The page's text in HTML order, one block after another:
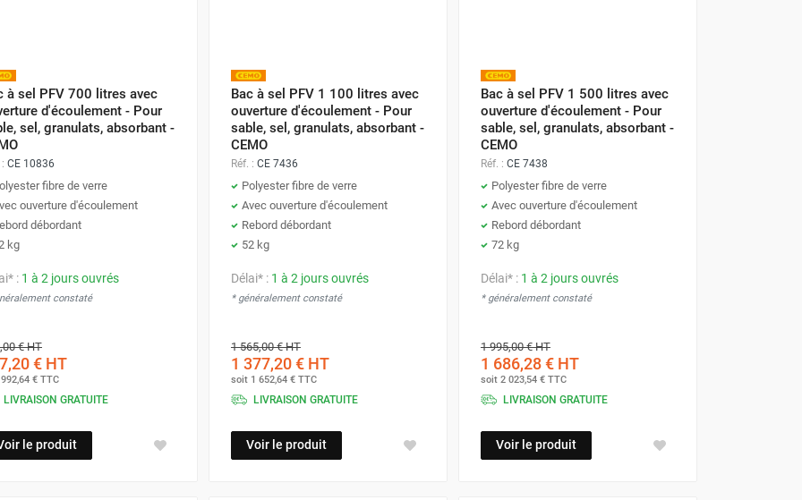
à sel PFV 700 litres avec
d'écoulement - Pour
sel, granulats, absorbant -
CE 10836
fibre de verre
ouverture d'écoulement
débordant
kg
: 1 à 2 jours ouvrés
constaté
€HT
€ HT
992,64 € TTC
LIVRAISON GRATUITE
le produit
Bac à sel PFV 1 100 litres avec
ouverture d'écoulement - Pour
sable, sel, granulats, absorbant -
CEMO
Réf. : CE 7436
Polyester fibre de verre
Avec ouverture d'écoulement
Rebord débordant
52 kg
Délai* : 1 à 2 jours ouvrés
* généralement constaté
1 565,00 €HT
1 377,20 €HT
soit 1 652,64 €TTC
LIVRAISON GRATUITE
Voir le produit
Bac à sel PFV 1 500 litres avec
ouverture d'écoulement - Pour
sable, sel, granulats, absorbant -
CEMO
Réf. : CE 7438
Polyester fibre de verre
Avec ouverture d'écoulement
Rebord débordant
72 kg
Délai* : 1 à 2 jours ouvrés
* généralement constaté
1 995,00 €HT
1 686,28 €HT
soit 2 023,54 €TTC
LIVRAISON GRATUITE
Voir le produit